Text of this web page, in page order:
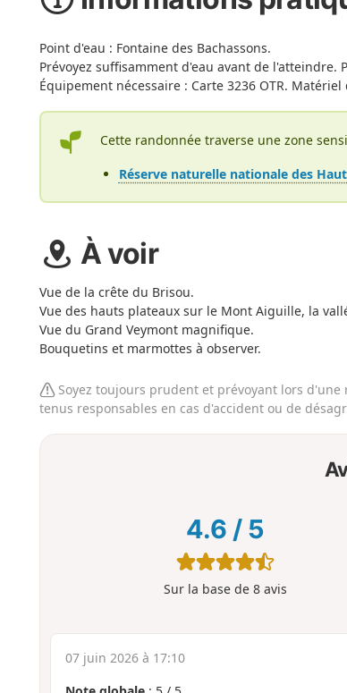
Point d'eau : Fontaine des Bachassons.
Prévoyez suffisamment d'eau avant de l'atteindre.
Équipement nécessaire : Carte 3236 OTR.
Cette randonnée traverse une zone
Réserve naturelle nationale des
À voir
Vue de la crête du Brisou.
Vue des hauts plateaux sur le Mont Aiguille, la
Vue du Grand Veymont magnifique.
Bouquetins et marmottes à observer.
Soyez toujours prudent et prévoyant lors
tenus responsables en cas d'accident ou de
4.6 / 5
Sur la base de 8 avis
07 juin 2026 à 17:10